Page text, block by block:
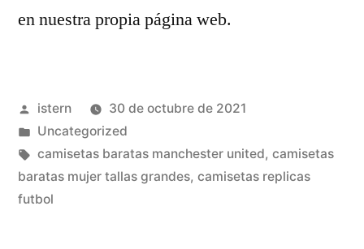
en nuestra propia página web.
Publicado
por
istern
30 de octubre de 2021
Publicado
en
Uncategorized
Etiquetas:
camisetas baratas manchester united, camisetas
baratas mujer tallas grandes, camisetas replicas
futbol